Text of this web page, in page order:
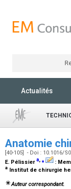
Actualités
Anatomie
[40-105] - Doi : 10.1016/
E. Pélissiera,⁎ :
a Institut de chirurgie
Auteur correspondant.